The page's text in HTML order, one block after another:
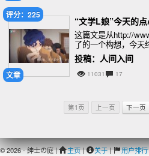
文章
评分：225
“文学L娘”今天的
这篇文是从http://
了的一个构想，今天
投稿：人间入间
11031 17
第1页 上一页 下一页
© 2026 - 紳士の庭 | 主页| 关于| 用户排行